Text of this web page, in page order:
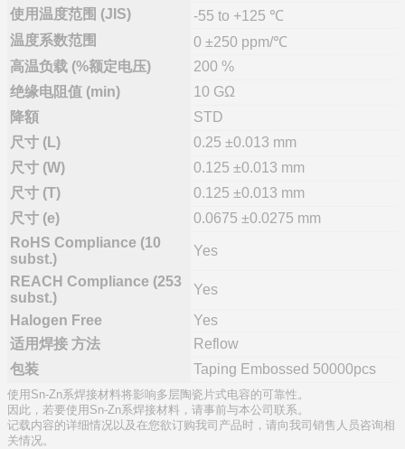
使用温度范围 (JIS)
-55 to +125 ℃
温度系数范围
0 ±250 ppm/℃
高温负载 (%额定电压)
200 %
绝缘电阻值 (min)
10 GΩ
降額
STD
尺寸 (L)
0.25 ±0.013 mm
尺寸 (W)
0.125 ±0.013 mm
尺寸 (T)
0.125 ±0.013 mm
尺寸 (e)
0.0675 ±0.0275 mm
RoHS Compliance (10
subst.)
Yes
REACH Compliance (253
subst.)
Yes
Halogen Free
Yes
适用焊接 方法
Reflow
包装
Taping Embossed 50000pcs
使用Sn-Zn系焊接材料将影响多层陶瓷片式电容的可靠性。
因此，若要使用Sn-Zn系焊接材料，请事前与本公司联系。
记载内容的详细情况以及在您欲订购我司产品时，请向我司销售人员咨询相
关情况。